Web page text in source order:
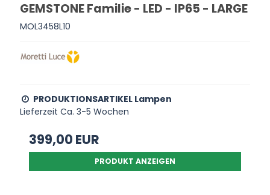
GEMSTONE Familie - LED - IP65 - LARGE
MOL3458L10
PRODUKTIONSARTIKEL Lampen
Lieferzeit Ca. 3-5 Wochen
399,00 EUR
PRODUKT ANZEIGEN